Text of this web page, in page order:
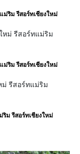
ม่ริม รีสอร์ทเชียงใหม่
ม่ริม รีสอร์ทเชียงใหม่
ม รีสอร์ทเชียงใหม่